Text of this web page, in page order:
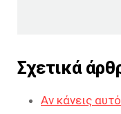
Σχετικά
Αν κάνεις